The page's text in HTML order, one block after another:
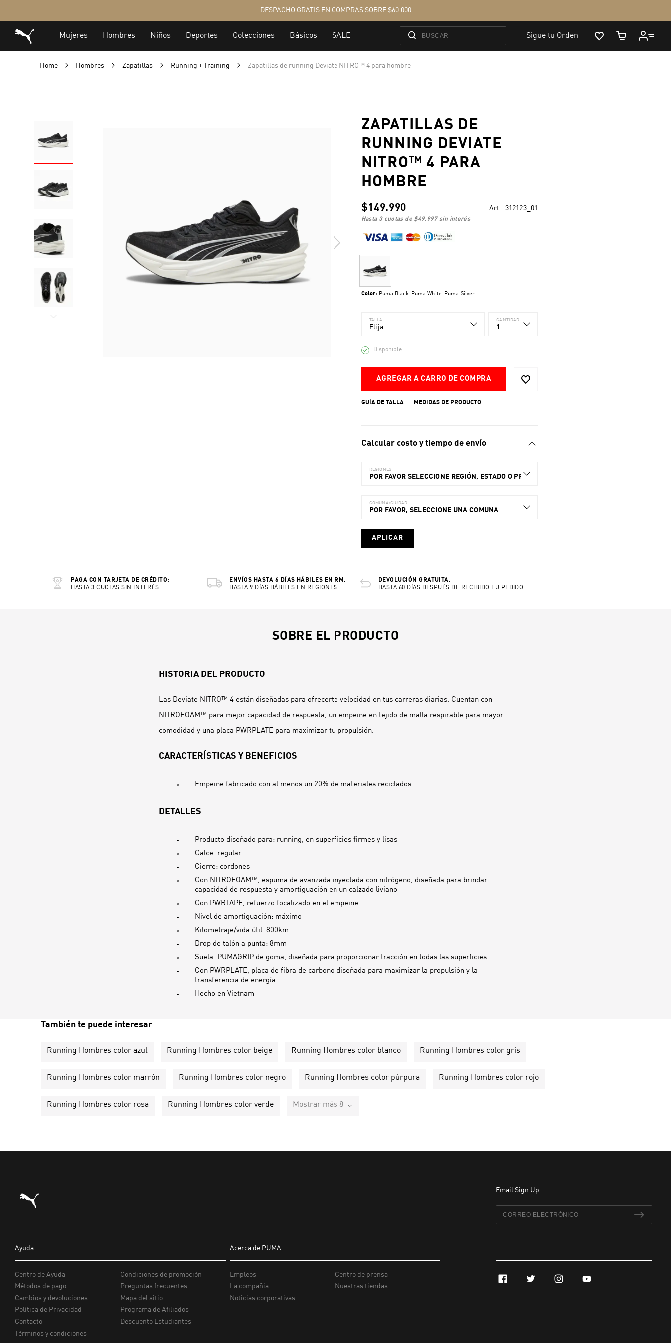
Home Hombres Zapatillas Running + Training Zapatillas de running Deviate NITRO™ 4 para hombre
ZAPATILLAS DE
RUNNING DEVIATE
NITRO™ 4 PARA
HOMBRE
$149.990 Art.: 312123_01
hasta 3 cuotas de $49.997sin interés
Color: Puma Black-Puma White-Puma Silver
TALLA
Elija
CANTIDAD
1
Disponible
AGREGAR A CARRO DE COMPRA
GUÍA DE TALLA MEDIDAS DE PRODUCTO
Calcular costo y tiempo de envío
REGIONES
POR FAVOR SELECCIONE REGIÓN, ESTADO O PROVINCIA.
COMUNA/CIUDAD
POR FAVOR, SELECCIONE UNA COMUNA
APLICAR
PAGA CON TARJETA DE CRÉDITO:
HASTA 3 CUOTAS SIN INTERÉS
ENVÍOS HASTA 6 DÍAS HÁBILES EN RM.
HASTA 9 DÍAS HÁBILES EN REGIONES
DEVOLUCIÓN GRATUITA.
HASTA 60 DÍAS DESPUÉS DE RECIBIDO TU PEDIDO
SOBRE EL PRODUCTO
HISTORIA DEL PRODUCTO
Las Deviate NITRO™ 4 están diseñadas para ofrecerte velocidad en tus carreras diarias. Cuentan con
NITROFOAM™ para mejor capacidad de respuesta, un empeine en tejido de malla respirable para mayor
comodidad y una placa PWRPLATE para maximizar tu propulsión.
CARACTERÍSTICAS Y BENEFICIOS
Empeine fabricado con al menos un 20% de materiales reciclados
DETALLES
Producto diseñado para: running, en superficies firmes y lisas
Calce: regular
Cierre: cordones
Con NITROFOAM™, espuma de avanzada inyectada con nitrógeno, diseñada para brindar
capacidad de respuesta y amortiguación en un calzado liviano
Con PWRTAPE, refuerzo focalizado en el empeine
Nivel de amortiguación: máximo
Kilometraje/vida útil: 800km
Drop de talón a punta: 8mm
Suela: PUMAGRIP de goma, diseñada para proporcionar tracción en todas las superficies
Con PWRPLATE, placa de fibra de carbono diseñada para maximizar la propulsión y la
transferencia de energía
Hecho en Vietnam
También te puede interesar
Running Hombres color azul Running Hombres color beige Running Hombres color blanco Running Hombres color gris
Running Hombres color marrón Running Hombres color negro Running Hombres color púrpura Running Hombres color rojo
Running Hombres color rosa Running Hombres color verde Mostrar más 8